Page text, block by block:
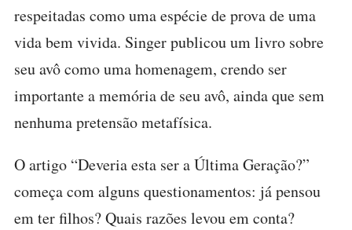
respeitadas como uma espécie de prova de uma
vida bem vivida. Singer publicou um livro sobre
seu avô como uma homenagem, crendo ser
importante a memória de seu avô, ainda que sem
nenhuma pretensão metafísica.
O artigo “Deveria esta ser a Última Geração?”
começa com alguns questionamentos: já pensou
em ter filhos? Quais razões levou em conta?